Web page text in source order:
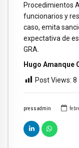
pressadmin
Procedimientos
funcionarios y
caso, emita
expectativa de
GRA.
Hugo Amanque
Post Views: 8